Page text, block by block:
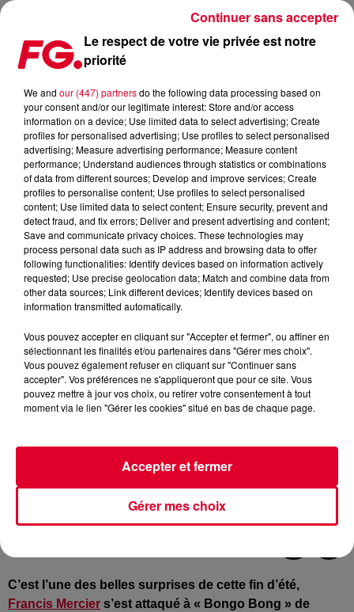
FRANCIS MERCIER REPREND UN ÉNORME TUBE DE MANU CHAO
Publié : 29 août 2023 à 18h21 par Jean-Baptiste BLANDIN
Francis Mercier & Manu Chao
Crédit :Instagram :@ Francis Mercier
C’est l’une des belles surprises de cette fin d’été,
Francis Mercier s’est attaqué à « Bongo Bong » de
Le respect de votre vie privée est notre
priorité
We and our (447) partnersdo the following data processing based on
your consent and/or our legitimate interest: Store and/or access
information on a device; Use limited data to select advertising; Create
profiles for personalised advertising; Use profiles to select personalised
advertising; Measure advertising performance; Measure content
performance; Understand audiences through statistics or combinations
of data from different sources; Develop and improve services; Create
profiles to personalise content; Use profiles to select personalised
content; Use limited data to select content; Ensure security, prevent and
detect fraud, and fix errors; Deliver and present advertising and content;
Save and communicate privacy choices. These technologies may
process personal data such as IP address and browsing data to offer
following functionalities: Identify devices based on information actively
requested; Use precise geolocation data; Match and combine data from
other data sources; Link different devices; Identify devices based on
information transmitted automatically.
Vous pouvez accepter en cliquant sur "Accepter et fermer", ou affiner en
sélectionnant les finalités et/ou partenaires dans "Gérer mes choix".
Vous pouvez également refuser en cliquant sur "Continuer sans
accepter". Vos préférences ne s'appliqueront que pour ce site. Vous
pouvez mettre à jour vos choix, ou retirer votre consentement à tout
moment via le lien "Gérer les cookies" situé en bas de chaque page.
Gérer mes choix
Accepter et fermer
Continuer sans accepter